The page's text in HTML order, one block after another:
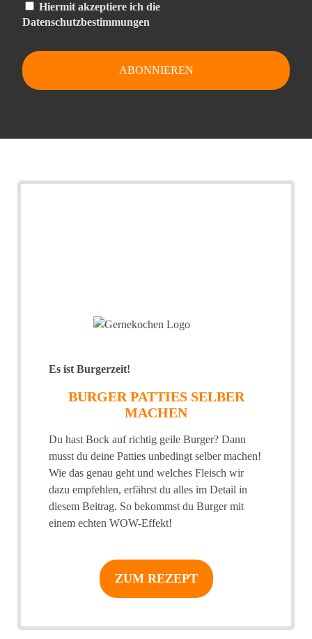
Hiermit akzeptiere ich die
Datenschutzbestimmungen
Es ist Burgerzeit!
BURGER PATTIES SELBER
MACHEN
Du hast Bock auf richtig geile Burger? Dann
musst du deine Patties unbedingt selber machen!
Wie das genau geht und welches Fleisch wir
dazu empfehlen, erfährst du alles im Detail in
diesem Beitrag. So bekommst du Burger mit
einem echten WOW-Effekt!
ZUM REZEPT